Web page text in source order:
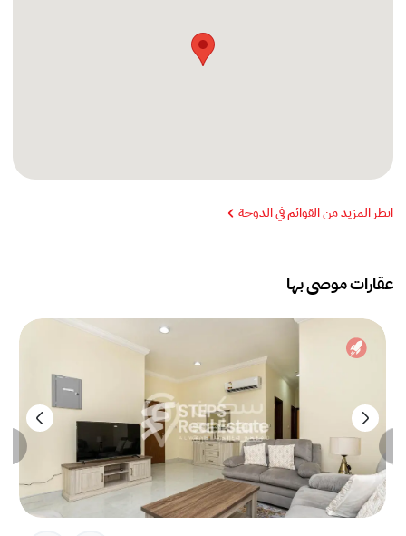
انظر المزيد من القوائم في الدوحة
عقارات موصى بها